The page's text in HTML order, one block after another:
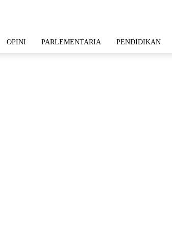
OPINI PARLEMENTARIA PENDIDIKAN